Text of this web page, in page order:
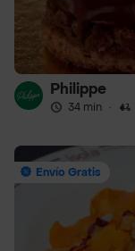
Philippe
34 min ·
Envío Gratis